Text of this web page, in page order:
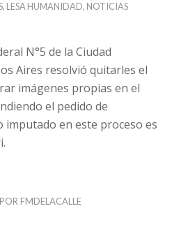
, LESA HUMANIDAD, NOTICIAS
N°5 de la Ciudad
Aires resolvió quitarles el
imágenes propias en el
el pedido de
imputado en este proceso es
POR FMDELACALLE